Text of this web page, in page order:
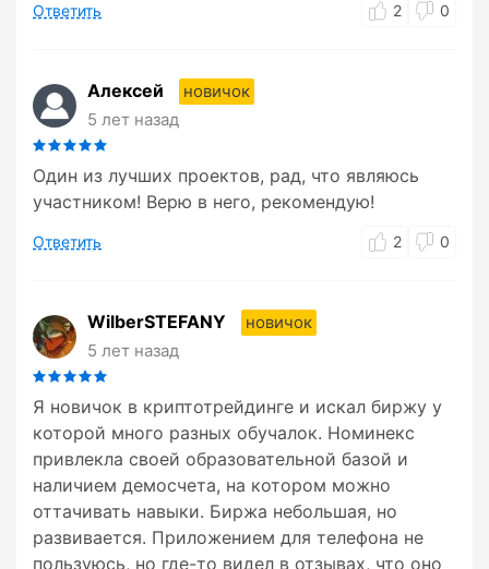
Ответить 2 0
Алексей
новичок
5 лет назад
Один из лучших проектов, рад, что являюсь
участником! Верю в него, рекомендую!
Ответить 2 0
WilberSTEFANY
новичок
5 лет назад
Я новичок в криптотрейдинге и искал биржу у
которой много разных обучалок. Номинекс
привлекла своей образовательной базой и
наличием демосчета, на котором можно
оттачивать навыки. Биржа небольшая, но
развивается. Приложением для телефона не
пользуюсь, но где-то видел в отзывах, что оно